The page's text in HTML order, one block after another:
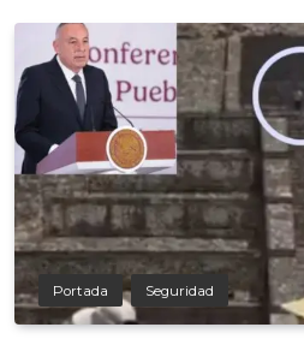
Portada Seguridad